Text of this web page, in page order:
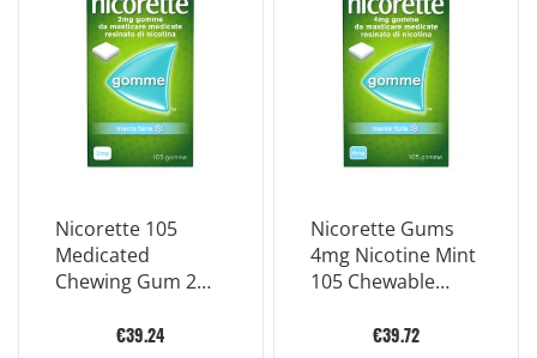
Nicorette 105
Medicated
Chewing Gum 2
€39.24
Nicorette Gums
4mg Nicotine Mint
105 Chewable
€39.72